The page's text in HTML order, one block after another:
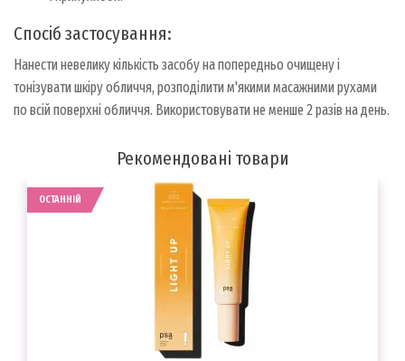
Спосіб застосування:
Нанести невелику кількість засобу на попередньо очищену і
тонізувати шкіру обличчя, розподілити м'якими масажними рухами
по всій поверхні обличчя. Використовувати не менше 2 разів на день.
Рекомендовані товари
ОСТАННІЙ